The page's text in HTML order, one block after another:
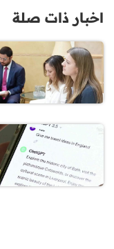
اخبار ذات صلة